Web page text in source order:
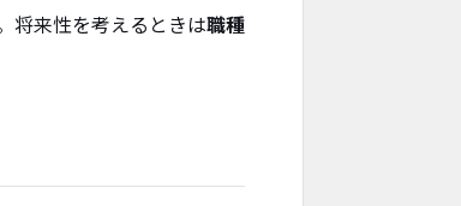
将来性を考えるときは職種